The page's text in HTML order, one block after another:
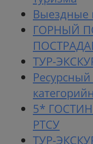
Выездные
ГОРНЫЙ
ТУР-
5*
РТСУ
ТУР-